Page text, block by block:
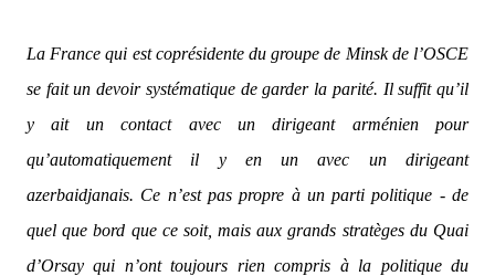
La France qui est coprésidente du groupe de Minsk de l’OSCE
se fait un devoir systématique de garder la parité. Il suffit qu’il
y ait un contact avec un dirigeant arménien pour
qu’automatiquement il y en un avec un dirigeant
azerbaidjanais. Ce n’est pas propre à un parti politique - de
quel que bord que ce soit, mais aux grands stratèges du Quai
d’Orsay qui n’ont toujours rien compris à la politique du